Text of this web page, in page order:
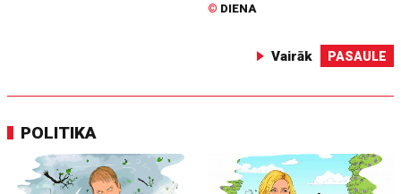
© DIENA
Vairāk PASAULE
POLITIKA